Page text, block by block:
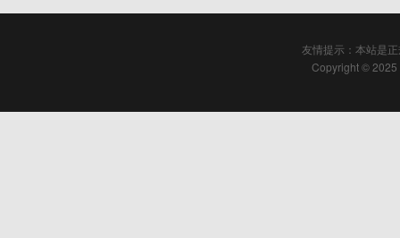
友情提示：本站是
Copyright © 2025